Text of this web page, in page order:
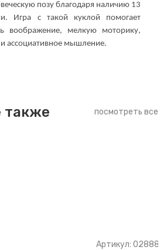
позу благодаря наличию 13
Игра с такой куклой помогает
воображение, мелкую моторику,
и ассоциативное мышление.
также посмотреть все
Артикул: 02888